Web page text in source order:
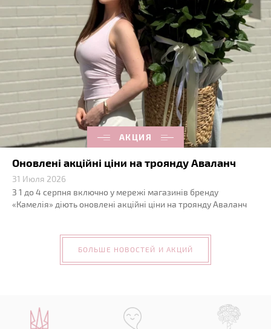
АКЦИЯ
Оновлені акційні ціни на троянду Аваланч
31 Июля 2026
З 1 до 4 серпня включно у мережі магазинів бренду
«Камелія» діють оновлені акційні ціни на троянду Аваланч
БОЛЬШЕ НОВОСТЕЙ И АКЦИЙ